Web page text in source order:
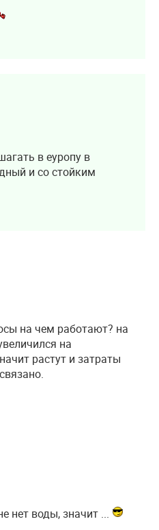
в еуропу в
и со стойким
на чем работают? на
на
растут и затраты
нет воды, значит ...